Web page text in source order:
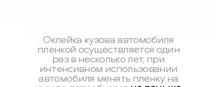
Оклейка кузова автомобиля
пленкой осуществляется один
раз в несколько лет, при
интенсивном использовании
автомобиля менять пленку на